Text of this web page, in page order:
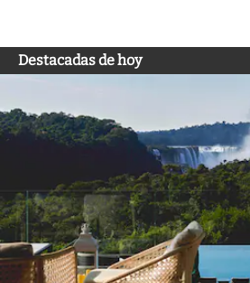
Destacadas de hoy